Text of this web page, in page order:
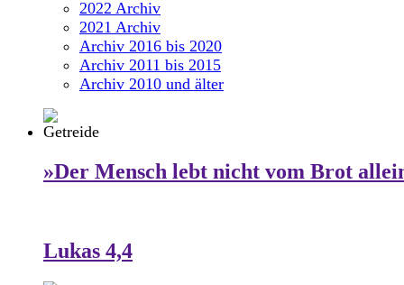
2022 Archiv
2021 Archiv
Archiv 2016 bis 2020
Archiv 2011 bis 2015
Archiv 2010 und älter
»Der Mensch lebt nicht vom Brot
Lukas 4,4